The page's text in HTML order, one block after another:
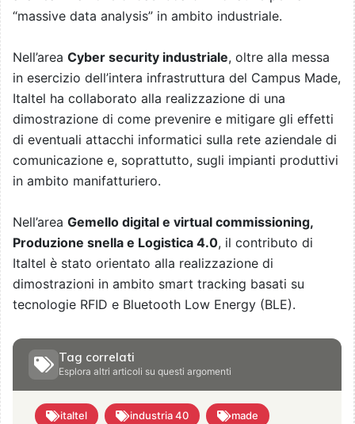
“massive data analysis” in ambito industriale.
Nell’area Cyber security industriale, oltre alla messa
in esercizio dell’intera infrastruttura del Campus Made,
Italtel ha collaborato alla realizzazione di una
dimostrazione di come prevenire e mitigare gli effetti
di eventuali attacchi informatici sulla rete aziendale di
comunicazione e, soprattutto, sugli impianti produttivi
in ambito manifatturiero.
Nell’area Gemello digital e virtual commissioning,
Produzione snella e Logistica 4.0, il contributo di
Italtel è stato orientato alla realizzazione di
dimostrazioni in ambito smart tracking basati su
tecnologie RFID e Bluetooth Low Energy (BLE).
Tag correlati
Esplora altri articoli su questi argomenti
italtel industria 40 made